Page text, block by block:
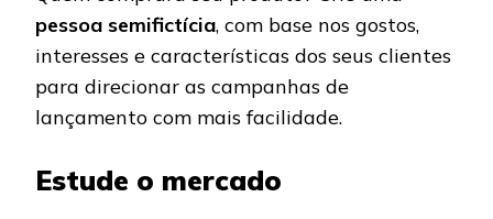
pessoa semifictícia, com base nos gostos,
interesses e características dos seus clientes
para direcionar as campanhas de
lançamento com mais facilidade.
Estude o mercado